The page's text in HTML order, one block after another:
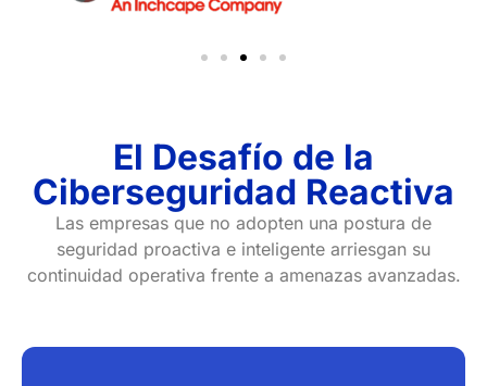
El Desafío de la
Ciberseguridad Reactiva
Las empresas que no adopten una postura de
seguridad proactiva e inteligente arriesgan su
continuidad operativa frente a amenazas avanzadas.